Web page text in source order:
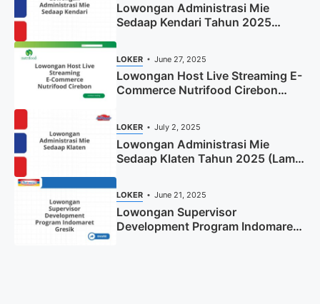
Lowongan Administrasi Mie
Sedaap Kendari Tahun 2025
LOKER June 27, 2025
Lowongan Host Live Streaming E-
Commerce Nutrifood Cirebon
LOKER July 2, 2025
Lowongan Administrasi Mie
Sedaap Klaten Tahun 2025 (Lamar
LOKER June 21, 2025
Lowongan Supervisor
Development Program Indomaret